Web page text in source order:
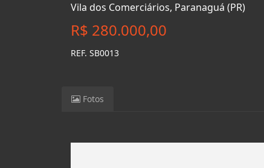
Vila dos Comerciários, Paranaguá (PR)
R$ 280.000,00
REF. SB0013
Fotos